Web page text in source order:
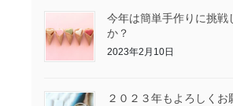
今年は簡単手作りに挑戦
か？
2023年2月10日
２０２３年もよろしくお